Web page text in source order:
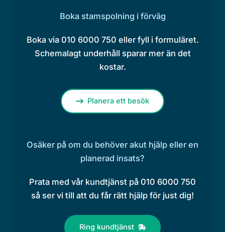
Boka stamspolning i förväg
Boka via 010 6000 750 eller fyll i formuläret.
Schemalagt underhåll sparar mer än det
kostar.
Planera ett besök
Osäker på om du behöver akut hjälp eller en
planerad insats?
Prata med vår kundtjänst på 010 6000 750
så ser vi till att du får rätt hjälp för just dig!
Ring kundtjänst